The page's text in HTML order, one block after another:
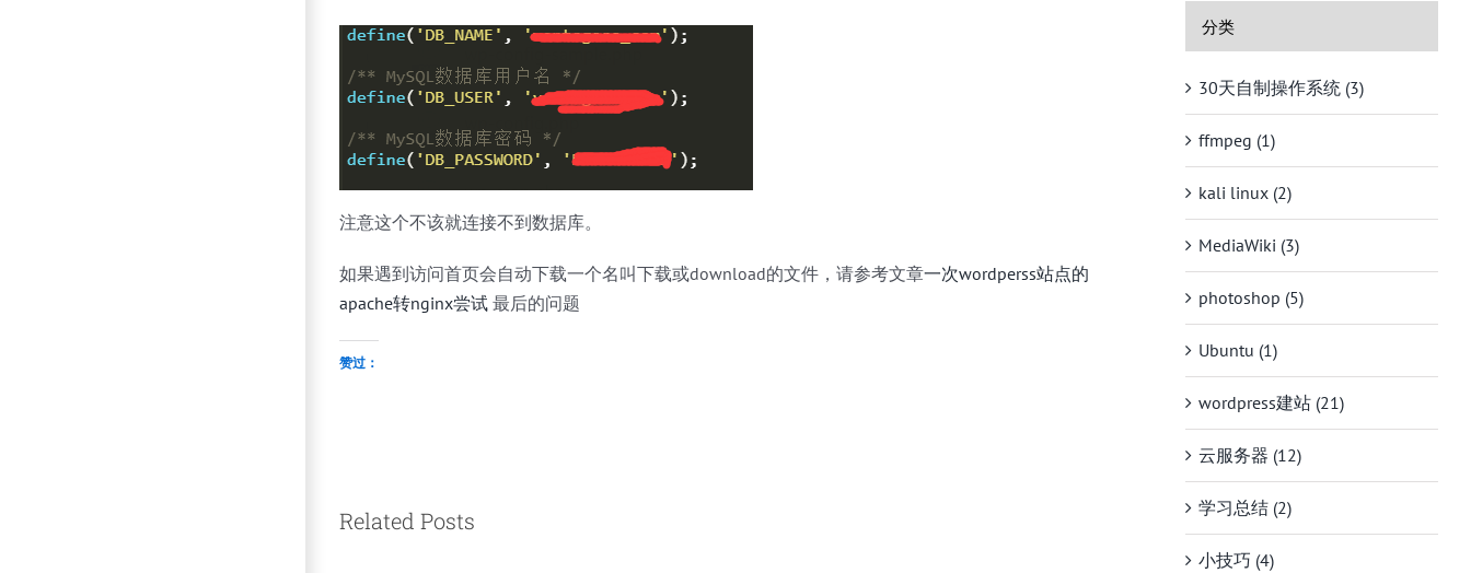
注意这个不该就连接不到数据库。
如果遇到访问首页会自动下载一个名叫下载或download的文件，请参考文章一次wordperss站点的
apache转nginx尝试 最后的问题
赞过：
Related Posts
分类
30天自制操作系统 (3)
ffmpeg (1)
kali linux (2)
MediaWiki (3)
photoshop (5)
Ubuntu (1)
wordpress建站 (21)
云服务器 (12)
学习总结 (2)
小技巧 (4)